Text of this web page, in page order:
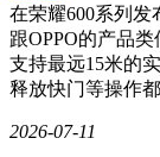
在荣耀600系列
跟OPPO的产品
支持最远15米的
释放快门等操作
2026-07-11